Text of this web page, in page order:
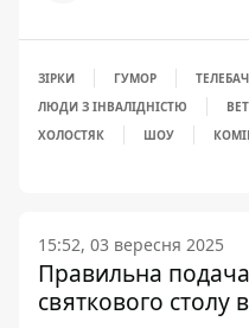
ЗІРКИ ГУМОР
ЛЮДИ З ІНВАЛІДНІСТЮ
ХОЛОСТЯК
ШОУ
15:52, 03 вересня 2025
Правильна
святкового столу